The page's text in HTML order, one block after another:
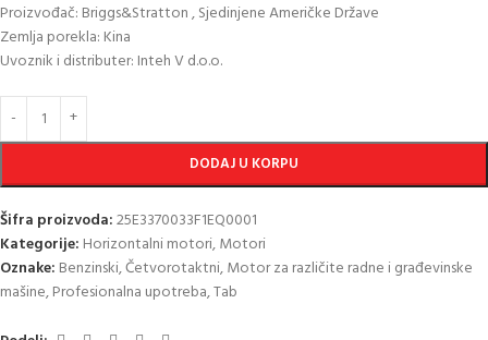
Proizvođač: Briggs&Stratton , Sjedinjene Američke Države
Zemlja porekla: Kina
Uvoznik i distributer: Inteh V d.o.o.
DODAJ U KORPU
Šifra proizvoda:25E3370033F1EQ0001
Kategorije: Horizontalni motori,Motori
Oznake: Benzinski,Četvorotaktni,Motor za različite radne i građevinske
mašine,Profesionalna upotreba,Tab